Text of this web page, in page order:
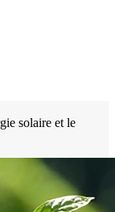
solaire et le